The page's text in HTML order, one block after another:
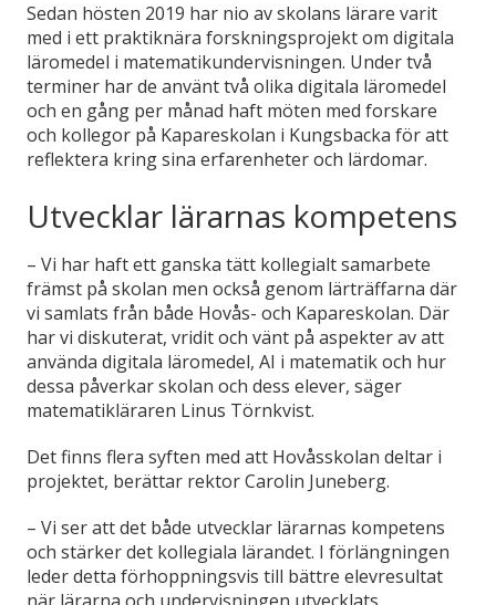
Sedan hösten 2019 har nio av skolans lärare varit
med i ett praktiknära forskningsprojekt om digitala
läromedel i matematikundervisningen. Under två
terminer har de använt två olika digitala läromedel
och en gång per månad haft möten med forskare
och kollegor på Kapareskolan i Kungsbacka för att
reflektera kring sina erfarenheter och lärdomar.
Utvecklar lärarnas kompetens
– Vi har haft ett ganska tätt kollegialt samarbete
främst på skolan men också genom lärträffarna där
vi samlats från både Hovås- och Kapareskolan. Där
har vi diskuterat, vridit och vänt på aspekter av att
använda digitala läromedel, AI i matematik och hur
dessa påverkar skolan och dess elever, säger
matematikläraren Linus Törnkvist.
Det finns flera syften med att Hovåsskolan deltar i
projektet, berättar rektor Carolin Juneberg.
– Vi ser att det både utvecklar lärarnas kompetens
och stärker det kollegiala lärandet. I förlängningen
leder detta förhoppningsvis till bättre elevresultat